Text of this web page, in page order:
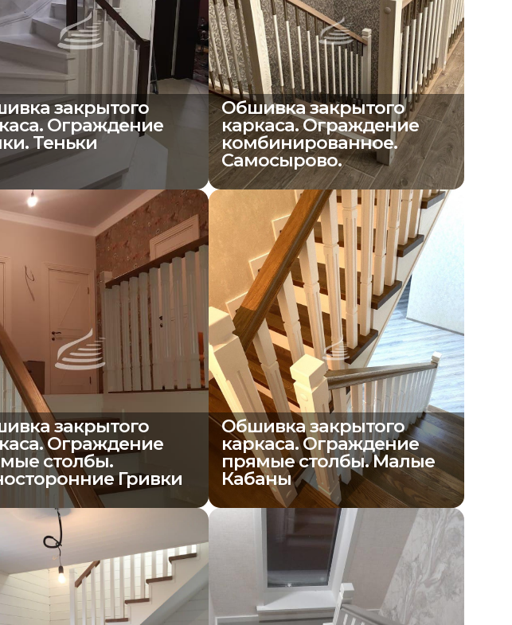
закрытого
Ограждение
Теньки
Обшивка закрытого
каркаса. Ограждение
комбинированное.
Самосырово.
закрытого
Ограждение
столбы.
Гривки
Обшивка закрытого
каркаса. Ограждение
прямые столбы. Малые
Кабаны